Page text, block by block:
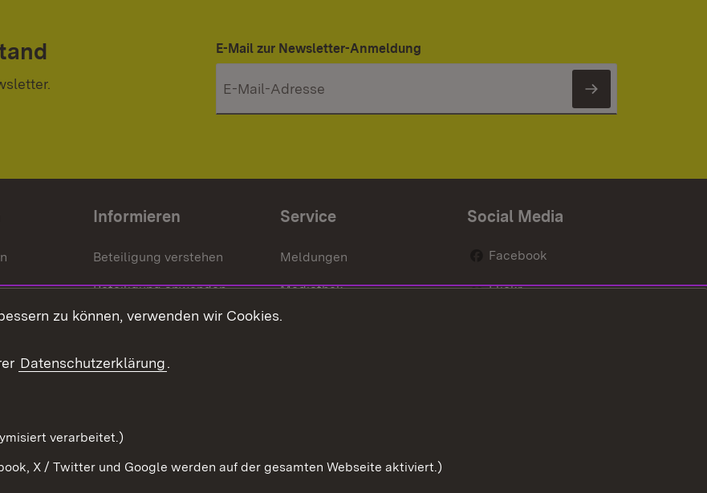
E-Mail zur Newsletter-Anmeldung
Newsletter
Informieren
Beteiligung verstehen
Beteiligung anwenden
Beteiligung stärken
Service
Meldungen
Mediathek
Publikationen
Social Media
Facebook
Flickr
zu können, verwenden wir Cookies.
Datenschutzerklärung.
verarbeitet.)
X / Twitter und Google werden auf der gesamten Webseite aktiviert.)